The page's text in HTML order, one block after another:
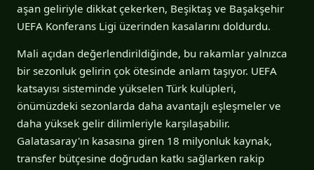
aşan geliriyle dikkat çekerken, Beşiktaş ve Başakşehir
UEFA Konferans Ligi üzerinden kasalarını doldurdu.
Mali açıdan değerlendirildiğinde, bu rakamlar yalnızca
bir sezonluk gelirin çok ötesinde anlam taşıyor. UEFA
katsayısı sisteminde yükselen Türk kulüpleri,
önümüzdeki sezonlarda daha avantajlı eşleşmeler ve
daha yüksek gelir dilimleriyle karşılaşabilir.
Galatasaray'ın kasasına giren 18 milyonluk kaynak,
transfer bütçesine doğrudan katkı sağlarken rakip